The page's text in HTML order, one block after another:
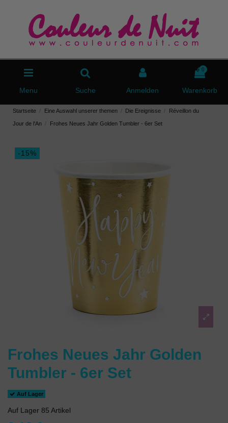
Menu Suche Anmelden
0
Warenkorb
Startseite Eine Auswahl unserer themen Die Ereignisse Réveillon du
Jour de l'An Frohes Neues Jahr Golden Tumbler - 6er Set
-15%
Frohes Neues Jahr Golden
Tumbler - 6er Set
Auf Lager
Auf Lager 85 Artikel